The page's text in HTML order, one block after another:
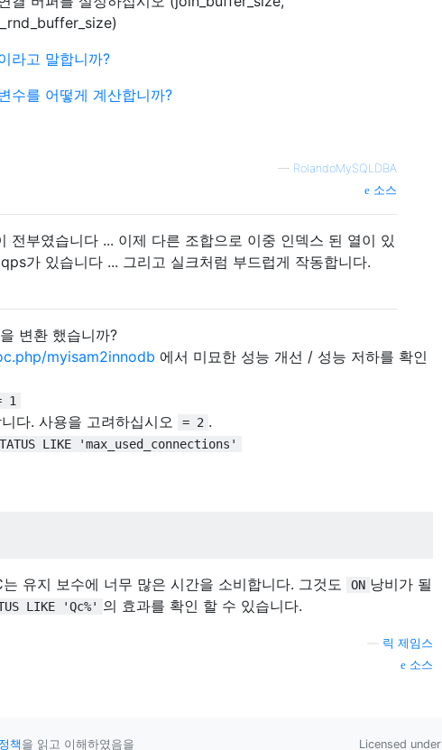
라고 말합니까?
수를 어떻게 계산합니까?
— RolandoMySQLDBA
소스
전부였습니다 ... 이제 다른 조합으로 이중 인덱스 된 열이 있
가 있습니다 ... 그리고 실크처럼 부드럽게 작동합니다.
변환 했습니까?
myisam2innodb 에서 미묘한 성능 개선 / 성능 저하를 확인
1
다. 사용을 고려하십시오 = 2 .
STATUS LIKE 'max_used_connections'
는 유지 보수에 너무 많은 시간을 소비합니다. 그것도 ON 낭비가 될
LIKE 'Qc%' 의 효과를 확인 할 수 있습니다.
릭 제임스
소스
책을 읽고 이해하였음을 Licensed under